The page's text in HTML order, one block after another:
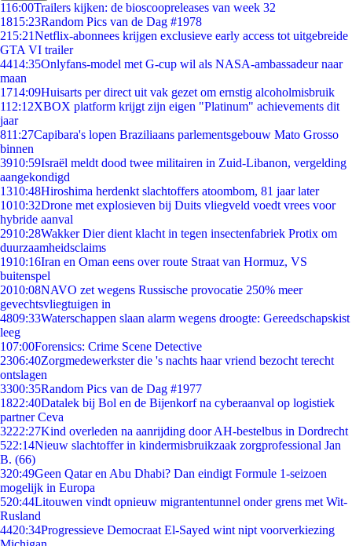
116:00Trailers kijken: de bioscoopreleases van week 32
1815:23Random Pics van de Dag #1978
215:21Netflix-abonnees krijgen exclusieve early access tot uitgebreide
GTA VI trailer
4414:35Onlyfans-model met G-cup wil als NASA-ambassadeur naar
maan
1714:09Huisarts per direct uit vak gezet om ernstig alcoholmisbruik
112:12XBOX platform krijgt zijn eigen "Platinum" achievements dit
jaar
811:27Capibara's lopen Braziliaans parlementsgebouw Mato Grosso
binnen
3910:59Israël meldt dood twee militairen in Zuid-Libanon, vergelding
aangekondigd
1310:48Hiroshima herdenkt slachtoffers atoombom, 81 jaar later
1010:32Drone met explosieven bij Duits vliegveld voedt vrees voor
hybride aanval
2910:28Wakker Dier dient klacht in tegen insectenfabriek Protix om
duurzaamheidsclaims
1910:16Iran en Oman eens over route Straat van Hormuz, VS
buitenspel
2010:08NAVO zet wegens Russische provocatie 250% meer
gevechtsvliegtuigen in
4809:33Waterschappen slaan alarm wegens droogte: Gereedschapskist
leeg
107:00Forensics: Crime Scene Detective
2306:40Zorgmedewerkster die 's nachts haar vriend bezocht terecht
ontslagen
3300:35Random Pics van de Dag #1977
1822:40Datalek bij Bol en de Bijenkorf na cyberaanval op logistiek
partner Ceva
3222:27Kind overleden na aanrijding door AH-bestelbus in Dordrecht
522:14Nieuw slachtoffer in kindermisbruikzaak zorgprofessional Jan
B. (66)
320:49Geen Qatar en Abu Dhabi? Dan eindigt Formule 1-seizoen
mogelijk in Europa
520:44Litouwen vindt opnieuw migrantentunnel onder grens met Wit-
Rusland
4420:34Progressieve Democraat El-Sayed wint nipt voorverkiezing